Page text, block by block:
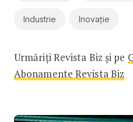
Industrie Inovație
Urmăriți Revista Biz și pe
Abonamente Revista Biz